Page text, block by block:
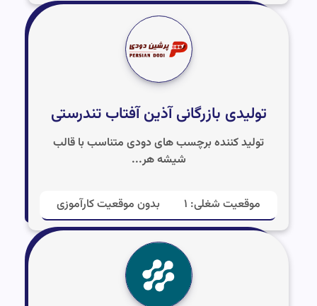
تولیدی بازرگانی آذین آفتاب تندرستی
تولید کننده برچسب های دودی متناسب با قالب
شیشه هر...
موقعیت شغلی: ۱ بدون موقعیت کارآموزی